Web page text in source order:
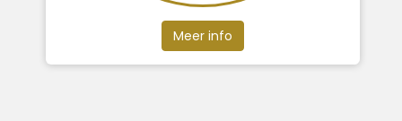
Meer info